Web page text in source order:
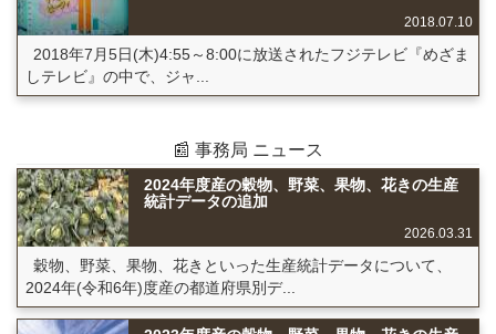
2018.07.10
2018年7月5日(木)4:55～8:00に放送されたフジテレビ『めざま
しテレビ』の中で、ジャ...
📰 事務局 ニュース
2024年度産の穀物、野菜、果物、花きの生産
統計データの追加
2026.03.31
穀物、野菜、果物、花きといった生産統計データについて、
2024年(令和6年)度産の都道府県別デ...